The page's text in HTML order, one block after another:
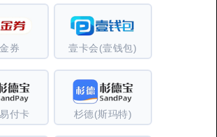
券 壹卡会(壹钱包)
付卡 杉德(斯玛特)